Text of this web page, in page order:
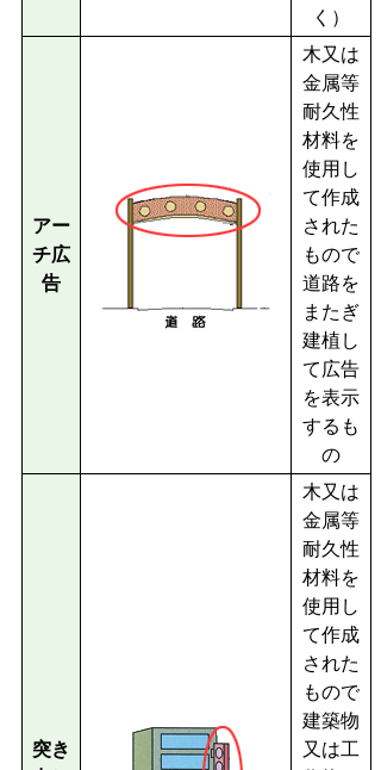
く）
アー
チ広
告
木又は
金属等
耐久性
材料を
使用し
て作成
された
もので
道路を
またぎ
建植し
て広告
を表示
するも
の
突き
木又は
金属等
耐久性
材料を
使用し
て作成
された
もので
建築物
又は工